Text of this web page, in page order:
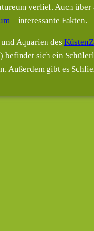
verlief. Auch
– interessante Fakten.
Aquarien des
befindet sich ein
Außerdem gibt es